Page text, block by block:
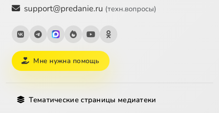
support@predanie.ru (техн.вопросы)
Мне нужна помощь
Тематические страницы медиатеки